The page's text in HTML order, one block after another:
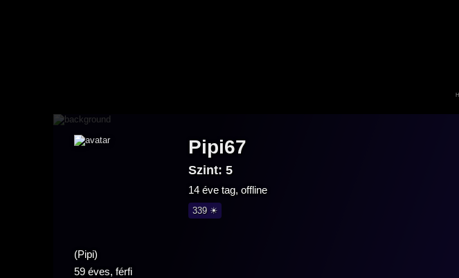
Pipi67
Szint: 5
14 éve tag, offline
339 ☀
(Pipi)
59 éves, férfi